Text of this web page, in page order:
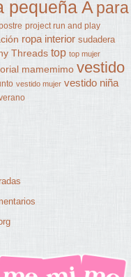
pequeña A para
project run and play
ropa interior sudadera
Threads top top mujer
mamemimo vestido
vestido mujer vestido niña